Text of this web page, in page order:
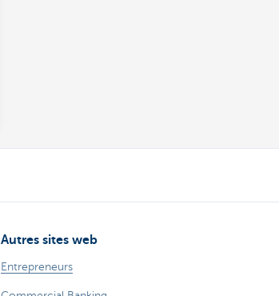
Autres sites web
Entrepreneurs